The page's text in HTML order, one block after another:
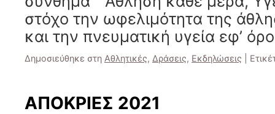
στόχο την ωφελιμότητα της
και την πνευματική υγεία εφ’
Δημοσιεύθηκε στη Αθλητικές, Δράσεις, Εκδηλώσεις
ΑΠΟΚΡΙΕΣ 2021